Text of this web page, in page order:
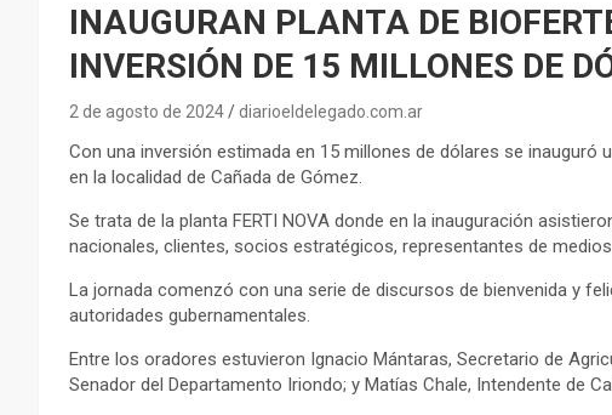
INAUGURAN PLANTA DE
INVERSIÓN DE 15 MILLONES DE
2 de agosto de 2024 diarioeldelegado.com.ar
Con una inversión estimada en 15 millones de dólares se
en la localidad de Cañada de Gómez.
Se trata de la planta FERTI NOVA donde en la inauguración
nacionales, clientes, socios estratégicos, representantes de
La jornada comenzó con una serie de discursos de bienvenida y
autoridades gubernamentales.
Entre los oradores estuvieron Ignacio Mántaras, Secretario de
Senador del Departamento Iriondo; y Matías Chale, Intendente de